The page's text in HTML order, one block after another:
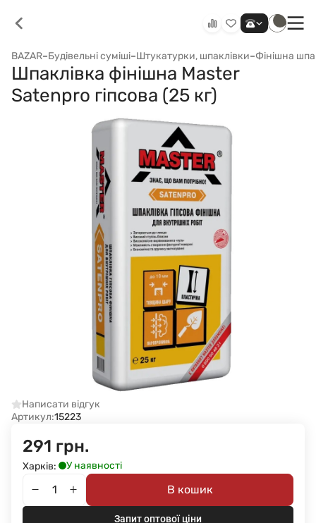
BAZAR–Будівельні суміші–Штукатурки, шпаклівки–Фінішна
Шпаклівка фінішна Master
Satenpro гіпсова (25 кг)
Написати відгук
Артикул:15223
291 грн.
Харків: У наявності
В кошик
Запит оптової ціни